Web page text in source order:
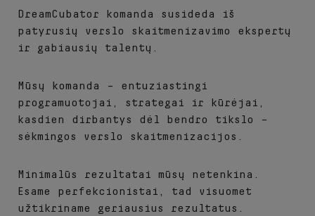
DreamCubator komanda susideda iš
patyrusių verslo skaitmenizavimo ekspertų
ir gabiausių talentų.
Mūsų komanda – entuziastingi
programuotojai, strategai ir kūrėjai,
kasdien dirbantys dėl bendro tikslo
–
sėkmingos verslo skaitmenizacijos.
Minimalūs rezultatai mūsų netenkina.
Esame perfekcionistai, tad visuomet
užtikriname geriausius rezultatus.